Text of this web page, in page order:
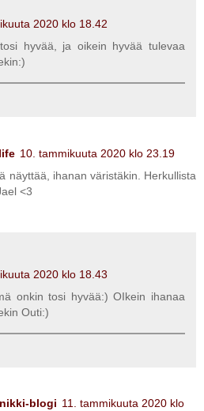
2020 klo 18.42
hyvää, ja oikein hyvää tulevaa
10. tammikuuta 2020 klo 23.19
näyttää, ihanan väristäkin. Herkullista
<3
2020 klo 18.43
onkin tosi hyvää:) OIkein ihanaa
Outi:)
blogi 11. tammikuuta 2020 klo